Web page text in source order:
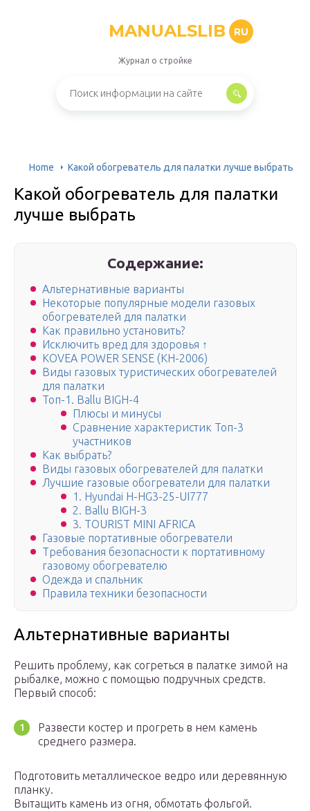
MANUALSLIB RU
Журнал о стройке
Home Какой обогреватель для палатки лучше выбрать
Какой обогреватель для палатки
лучше выбрать
Содержание:
Альтернативные варианты
Некоторые популярные модели газовых
обогревателей для палатки
Как правильно установить?
Исключить вред для здоровья ↑
KOVEA POWER SENSE (KH-2006)
Виды газовых туристических обогревателей
для палатки
Топ-1. Ballu BIGH-4
Плюсы и минусы
Сравнение характеристик Топ-3
участников
Как выбрать?
Виды газовых обогревателей для палатки
Лучшие газовые обогреватели для палатки
1. Hyundai H-HG3-25-UI777
2. Ballu BIGH-3
3. TOURIST MINI AFRICA
Газовые портативные обогреватели
Требования безопасности к портативному
газовому обогревателю
Одежда и спальник
Правила техники безопасности
Альтернативные варианты
Решить проблему, как согреться в палатке зимой на
рыбалке, можно с помощью подручных средств.
Первый способ:
Развести костер и прогреть в нем камень
среднего размера.
Подготовить металлическое ведро или деревянную
планку.
Вытащить камень из огня, обмотать фольгой.